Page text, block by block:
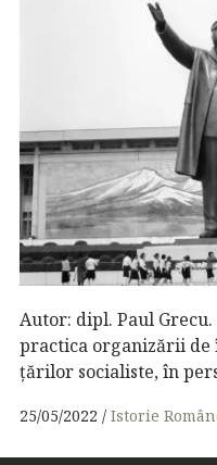
Autor: dipl. Paul
practica organizării
țărilor socialiste, în
25/05/2022 Istorie